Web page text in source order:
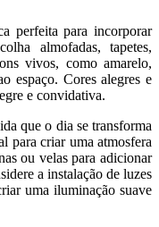
perfeita para incorporar
almofadas, tapetes,
vivos, como amarelo,
espaço. Cores alegres e
e convidativa.
que o dia se transforma
para criar uma atmosfera
ou velas para adicionar
a instalação de luzes
uma iluminação suave